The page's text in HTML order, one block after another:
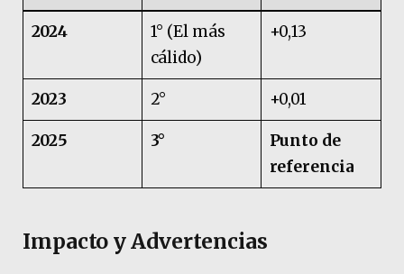
2024
1° (El más
cálido)
+0,13
2023 2° +0,01
2025 3°
Punto de
referencia
Impacto y Advertencias